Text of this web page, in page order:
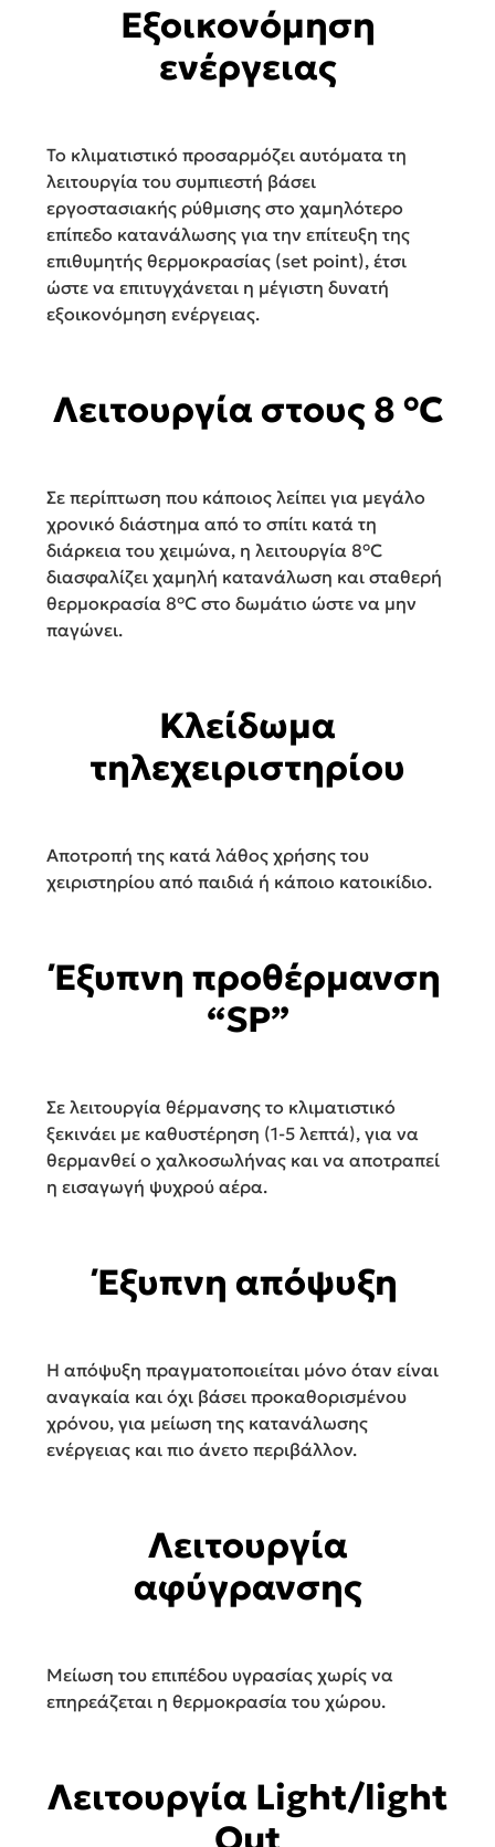
Εξοικονόμηση
ενέργειας
Το κλιματιστικό προσαρμόζει αυτόματα τη
λειτουργία του συμπιεστή βάσει
εργοστασιακής ρύθμισης στο χαμηλότερο
επίπεδο κατανάλωσης για την επίτευξη της
επιθυμητής θερμοκρασίας (set point), έτσι
ώστε να επιτυγχάνεται η μέγιστη δυνατή
εξοικονόμηση ενέργειας.
Λειτουργία στους 8 °C
Σε περίπτωση που κάποιος λείπει για μεγάλο
χρονικό διάστημα από το σπίτι κατά τη
διάρκεια του χειμώνα, η λειτουργία 8°C
διασφαλίζει χαμηλή κατανάλωση και σταθερή
θερμοκρασία 8°C στο δωμάτιο ώστε να μην
παγώνει.
Κλείδωμα
τηλεχειριστηρίου
Αποτροπή της κατά λάθος χρήσης του
χειριστηρίου από παιδιά ή κάποιο κατοικίδιο.
Έξυπνη προθέρμανση
“SP”
Σε λειτουργία θέρμανσης το κλιματιστικό
ξεκινάει με καθυστέρηση (1-5 λεπτά), για να
θερμανθεί ο χαλκοσωλήνας και να αποτραπεί
η εισαγωγή ψυχρού αέρα.
Έξυπνη απόψυξη
Η απόψυξη πραγματοποιείται μόνο όταν είναι
αναγκαία και όχι βάσει προκαθορισμένου
χρόνου, για μείωση της κατανάλωσης
ενέργειας και πιο άνετο περιβάλλον.
Λειτουργία
αφύγρανσης
Μείωση του επιπέδου υγρασίας χωρίς να
επηρεάζεται η θερμοκρασία του χώρου.
Λειτουργία Light/light